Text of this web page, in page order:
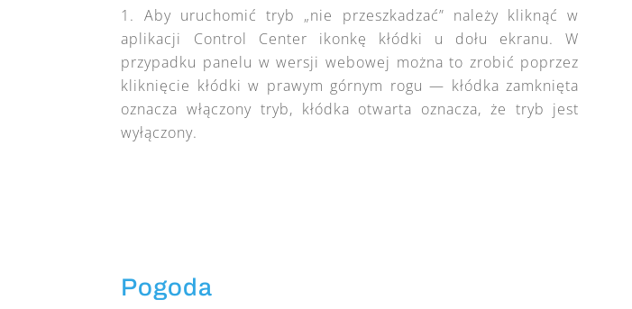
Aby uruchomić tryb „nie przeszkadzać” należy kliknąć w
aplikacji Control Center ikonkę kłódki u dołu ekranu. W
przypadku panelu w wersji webowej można to zrobić poprzez
kliknięcie kłódki w prawym górnym rogu — kłódka zamknięta
oznacza włączony tryb, kłódka otwarta oznacza, że tryb jest
wyłączony.
Pogoda